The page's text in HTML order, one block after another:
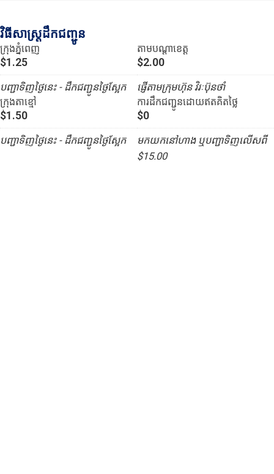
វិធីសាស្រ្តដឹកជញ្ជូន
ក្រុងភ្នំពេញ
$1.25
បញ្ជាទិញថ្ងៃនេះ - ដឹកជញ្ជូនថ្ងៃស្អែក
ក្រុងតាខ្មៅ
$1.50
បញ្ជាទិញថ្ងៃនេះ - ដឹកជញ្ជូនថ្ងៃស្អែក
តាមបណ្ដាខេត្ត
$2.00
ផ្ញើតាមក្រុមហ៊ុន វិរៈប៊ុនថាំ
ការដឹកជញ្ជូនដោយឥតគិតថ្លៃ
$0
មកយកនៅហាង ឬបញ្ជាទិញលើសពី
$15.00